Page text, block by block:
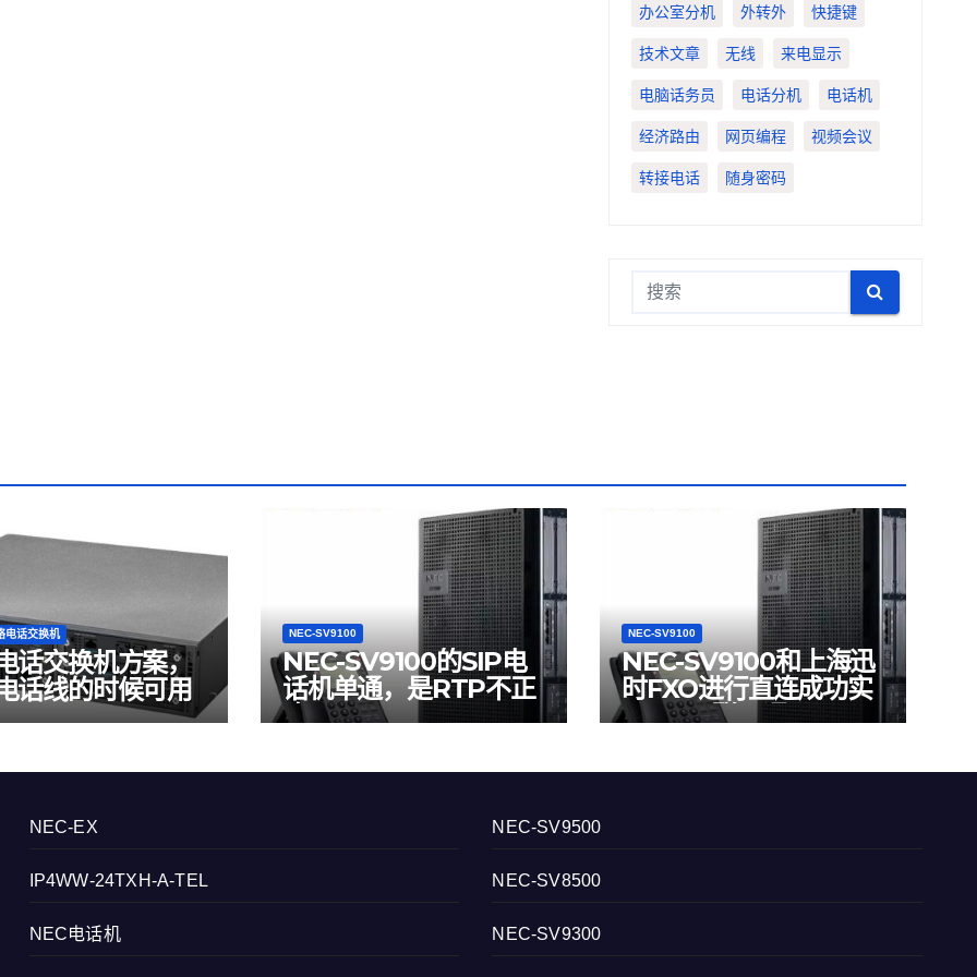
办公室分机 外转外 快捷键
技术文章 无线 来电显示
电脑话务员 电话分机 电话机
经济路由 网页编程 视频会议
转接电话 随身密码
电话交换机
话交换机方案，
话线的时候可用
NEC-SV9100
NEC-SV9100的SIP电
话机单通，是RTP不正
确
NEC-SV9100
NEC-SV9100和上海迅
时FXO进行直连成功实
现SIP互联互通
NEC-EX
IP4WW-24TXH-A-TEL
NEC电话机
NEC-SV9500
NEC-SV8500
NEC-SV9300